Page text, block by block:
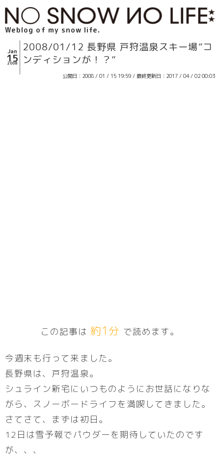
Weblog of my snow life.
Jan
15
2008
2008/01/12 長野県 戸狩温泉スキー場”コ
ンディションが！？”
公開日：2008 / 01 / 15 19:59 / 最終更新日：2017 / 04 / 02 00:03
この記事は 約1分 で読めます。
今週末も行って来ました。
長野県は、戸狩温泉。
シュライン新宅にいつものようにお世話になりな
がら、スノーボードライフを満喫してきました。
さてさて、まずは初日。
12日は雪予報でパウダーを期待していたのです
が、、、